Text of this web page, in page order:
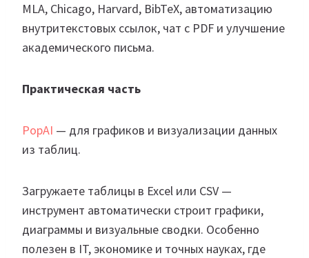
MLA, Chicago, Harvard, BibTeX, автоматизацию
внутритекстовых ссылок, чат с PDF и улучшение
академического письма.
Практическая часть
PopAI — для графиков и визуализации данных
из таблиц.
Загружаете таблицы в Excel или CSV —
инструмент автоматически строит графики,
диаграммы и визуальные сводки. Особенно
полезен в IT, экономике и точных науках, где